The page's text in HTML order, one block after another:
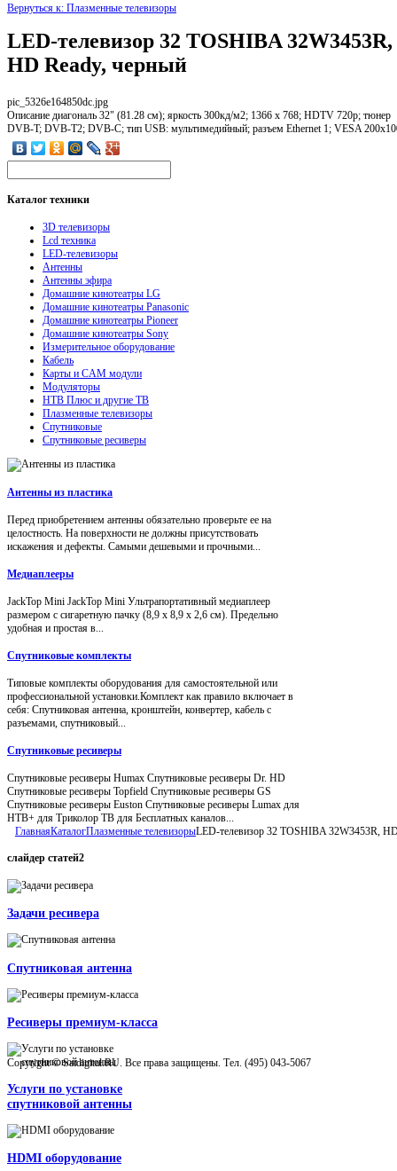
Вернуться к: Плазменные телевизоры
LED-телевизор 32 TOSHIBA 32W3453R,
HD Ready, черный
pic_5326e164850dc.jpg
Описание диагональ 32" (81.28 см); яркость 300кд/м2; 1366 x 768; HDTV 720p; тюнер
DVB-T; DVB-T2; DVB-С; тип USB: мультимедийный; разъем Ethernet 1; VESA
Каталогтехники
3D телевизоры
Lcd техника
LED-телевизоры
Антенны
Антенны эфира
Домашние кинотеатры LG
Домашние кинотеатры Panasonic
Домашние кинотеатры Pioneer
Домашние кинотеатры Sony
Измерительное оборудование
Кабель
Карты и CAM модули
Модуляторы
НТВ Плюс и другие ТВ
Плазменные телевизоры
Спутниковые
Спутниковые ресиверы
Антенны из пластика
Перед приобретением антенны обязательно проверьте ее на
целостность. На поверхности не должны присутствовать
искажения и дефекты. Самыми дешевыми и прочными...
Медиаплееры
JackTop Mini JackTop Mini Ультрапортативный медиаплеер
размером с сигаретную пачку (8,9 x 8,9 x 2,6 см). Предельно
удобная и простая в...
Спутниковые комплекты
Типовые комплекты оборудования для самостоятельной или
профессиональной установки.Комплект как правило включает в
себя: Спутниковая антенна, кронштейн, конвертер, кабель с
разъемами, спутниковый...
Спутниковые ресиверы
Спутниковые ресиверы Humax Спутниковые ресиверы Dr. HD
Спутниковые ресиверы Topfield Спутниковые ресиверы GS
Спутниковые ресиверы Euston Спутниковые ресиверы Lumax для
НТВ+ для Триколор ТВ для Бесплатных каналов...
ГлавнаяКаталогПлазменные телевизорыLED-телевизор 32 TOSHIBA 32W3453R,
слайдер статей2
Задачи ресивера
Спутниковая антенна
Ресиверы премиум-класса
Услуги по установке
спутниковой антенны
HDMI оборудование
Copyright © Satdigital.RU. Все права защищены. Тел. (495) 043-5067